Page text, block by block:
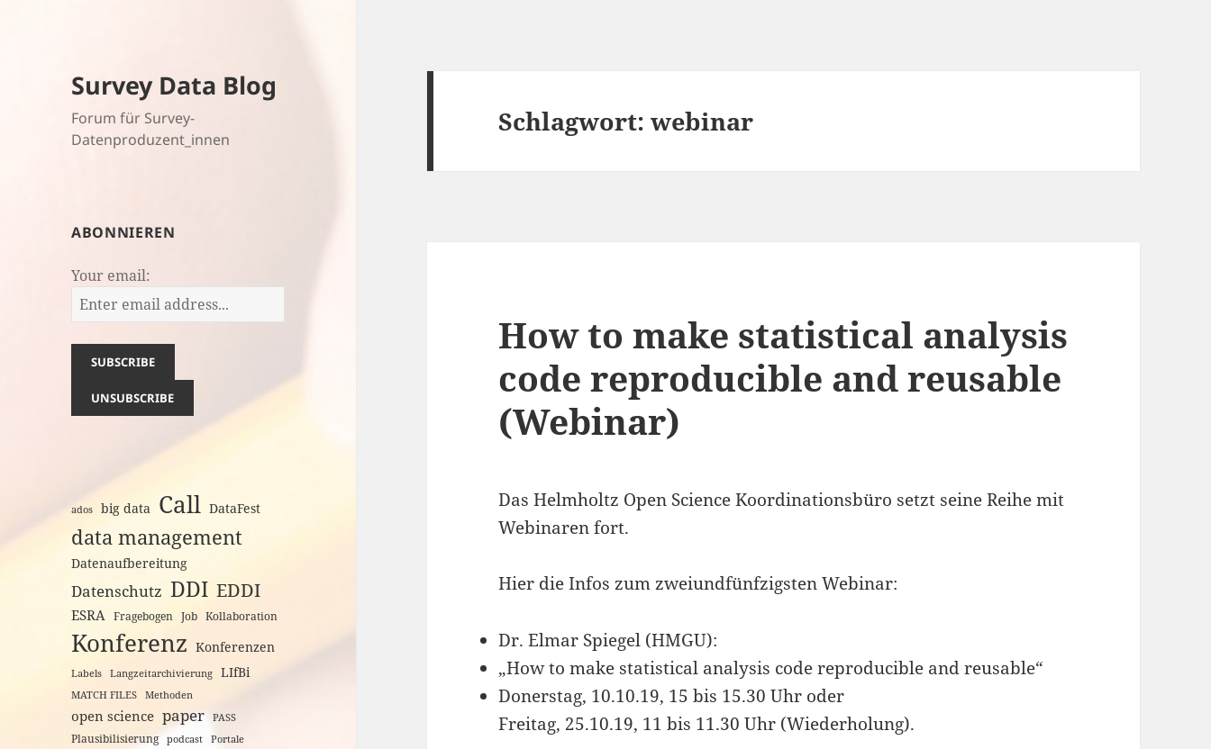
Survey Data Blog
Forum für Survey-
Datenproduzent_innen
ABONNIEREN
Your email:
ados big data Call DataFest
data management
Datenaufbereitung
Datenschutz DDI EDDI
ESRA Fragebogen Job Kollaboration
Konferenz Konferenzen
Labels Langzeitarchivierung LIfBi
MATCH FILES Methoden
open science paper PASS
Plausibilisierung podcast Portale
Schlagwort:webinar
How to make statistical analysis
code reproducible and reusable
(Webinar)
Das Helmholtz Open Science Koordinationsbüro setzt seine Reihe mit
Webinaren fort.
Hier die Infos zum zweiundfünfzigsten Webinar:
Dr. Elmar Spiegel (HMGU):
„How to make statistical analysis code reproducible and reusable“
Donerstag, 10.10.19, 15 bis 15.30 Uhr oder
Freitag, 25.10.19, 11 bis 11.30 Uhr (Wiederholung).